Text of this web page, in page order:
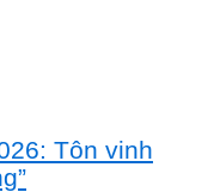
Tôn vinh